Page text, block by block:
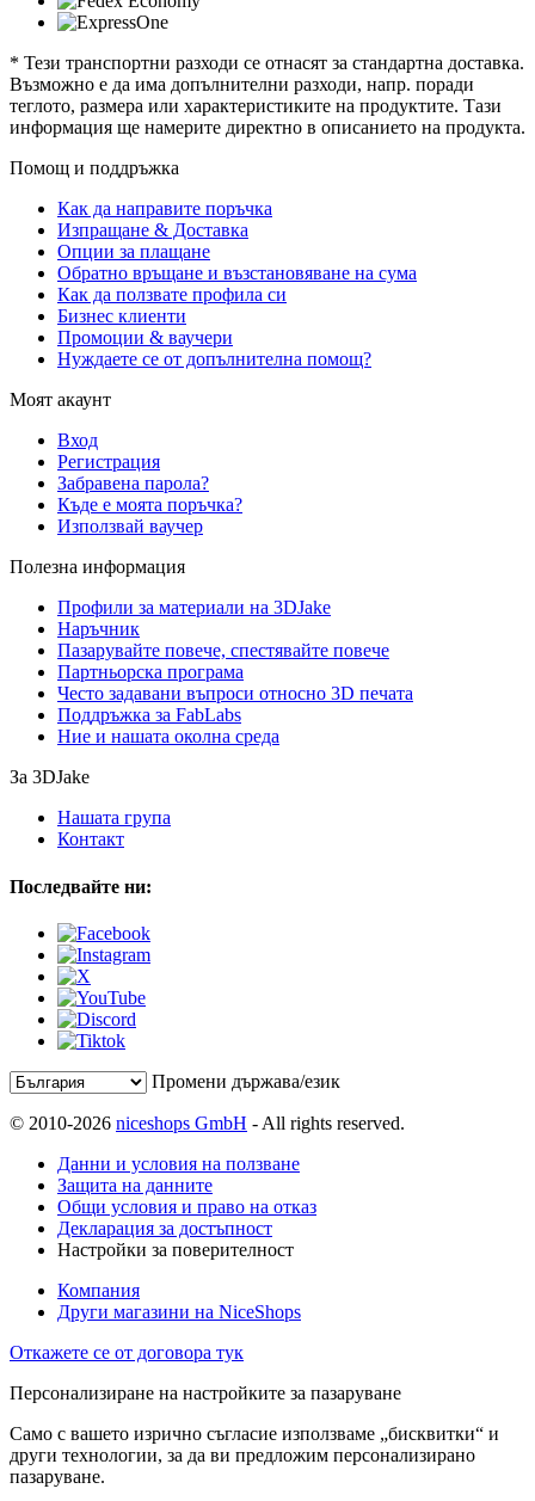
* Тези транспортни разходи се отнасят за стандартна доставка.
Възможно е да има допълнителни разходи, напр. поради
теглото, размера или характеристиките на продуктите. Тази
информация ще намерите директно в описанието на продукта.
Помощ и поддръжка
Как да направите поръчка
Изпращане & Доставка
Опции за плащане
Обратно връщане и възстановяване на сума
Как да ползвате профила си
Бизнес клиенти
Промоции & ваучери
Нуждаете се от допълнителна помощ?
Моят акаунт
Вход
Регистрация
Забравена парола?
Къде е моята поръчка?
Използвай ваучер
Полезна информация
Профили за материали на 3DJake
Наръчник
Пазарувайте повече, спестявайте повече
Партньорска програма
Често задавани въпроси относно 3D печата
Поддръжка за FabLabs
Ние и нашата околна среда
За 3DJake
Нашата група
Контакт
Последвайте ни:
Промени държава/език
© 2010-2026 niceshops GmbH - All rights reserved.
Данни и условия на ползване
Защита на данните
Общи условия и право на отказ
Декларация за достъпност
Настройки за поверителност
Компания
Други магазини на NiceShops
Откажете се от договора тук
Персонализиране на настройките за пазаруване
Само с вашето изрично съгласие използваме „бисквитки“ и
други технологии, за да ви предложим персонализирано
пазаруване.